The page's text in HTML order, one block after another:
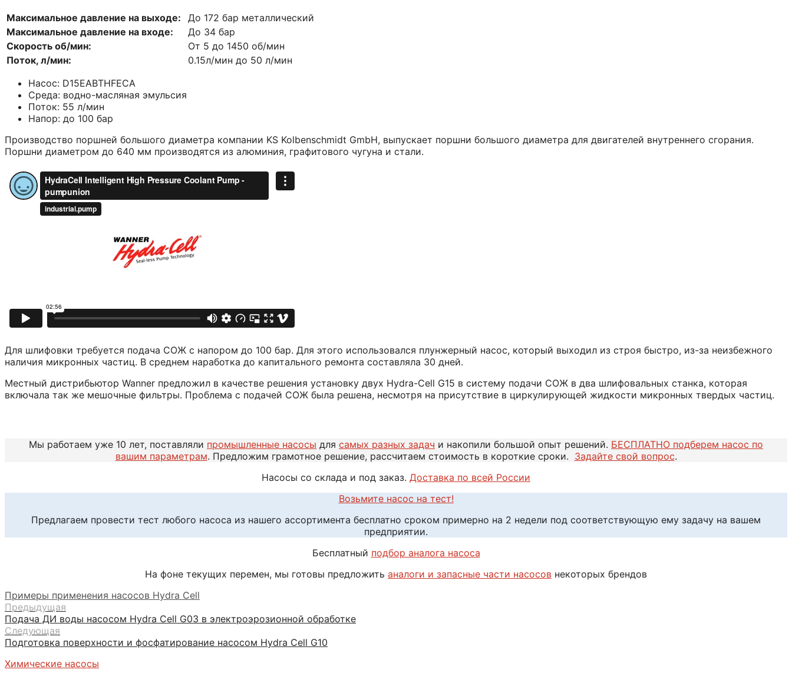
Максимальное давление на выходе:
До 172 бар металлический
Максимальное давление на входе:
До 34 бар
Скорость об/мин:
От 5 до 1450 об/мин
Поток, л/мин:
0.15л/мин до 50 л/мин
Насос: D15EABTHFECA
Среда: водно-масляная эмульсия
Поток: 55 л/мин
Напор: до 100 бар
Производство поршней большого диаметра компании KS Kolbenschmidt GmbH, выпускает поршни большого диаметра для двигателей внутреннего сгорания.
Поршни диаметром до 640 мм производятся из алюминия, графитового чугуна и стали.
Для шлифовки требуется подача СОЖ с напором до 100 бар. Для этого использовался плунжерный насос, который выходил из строя быстро, из-за неизбежного
наличия микронных частиц. В среднем наработка до капитального ремонта составляла 30 дней.
Местный дистрибьютор Wanner предложил в качестве решения установку двух Hydra-Cell G15 в систему подачи СОЖ в два шлифовальных станка, которая
включала так же мешочные фильтры. Проблема с подачей СОЖ была решена, несмотря на присутствие в циркулирующей жидкости микронных твердых частиц.
Мы работаем уже 10 лет, поставляли промышленные насосы для самых разных задач и накопили большой опыт решений. БЕСПЛАТНО подберем насос по
вашим параметрам. Предложим грамотное решение, рассчитаем стоимость в короткие сроки. Задайте свой вопрос.
Насосы со склада и под заказ. Доставка по всей России
Возьмите насос на тест!
Предлагаем провести тест любого насоса из нашего ассортимента бесплатно сроком примерно на 2 недели под соответствующую ему задачу на вашем
предприятии.
Бесплатный подбор аналога насоса
На фоне текущих перемен, мы готовы предложить аналоги и запасные части насосов некоторых брендов
Примеры применения насосов Hydra Cell
Предыдущая
Подача ДИ воды насосом Hydra Cell G03 в электроэрозионной обработке
Следующая
Подготовка поверхности и фосфатирование насосом Hydra Cell G10
Химические насосы